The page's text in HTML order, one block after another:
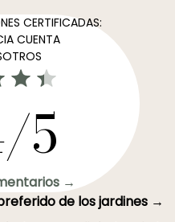
CERTIFICADAS:
CUENTA
5
→
de los jardines →